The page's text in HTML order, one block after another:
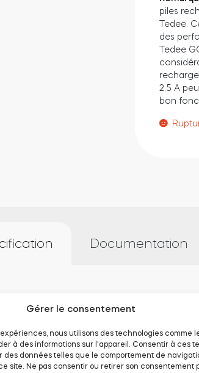
Gérer le consentement
nous utilisons des technologies comme
à des informations sur l'appareil. Consentir à ces
des données telles que le comportement de
site. Ne pas consentir ou retirer son consentement
piles
Tedee.
des
Tedee
2,5 A
bon
Documentation